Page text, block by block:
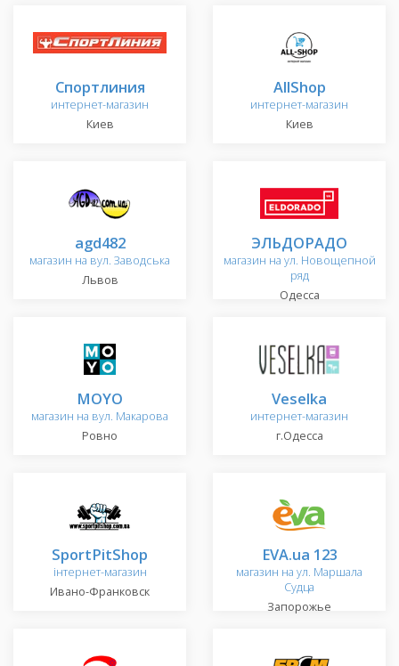
Спортлиния
интернет-магазин
Киев
AllShop
интернет-магазин
Киев
agd482
магазин на вул. Заводська
Львов
ЭЛЬДОРАДО
магазин на ул. Новощепной
ряд
Одесса
MOYO
магазин на вул. Макарова
Ровно
Veselka
интернет-магазин
г.Одесса
SportPitShop
інтернет-магазин
Ивано-Франковск
EVA.ua 123
магазин на ул. Маршала
Судца
Запорожье